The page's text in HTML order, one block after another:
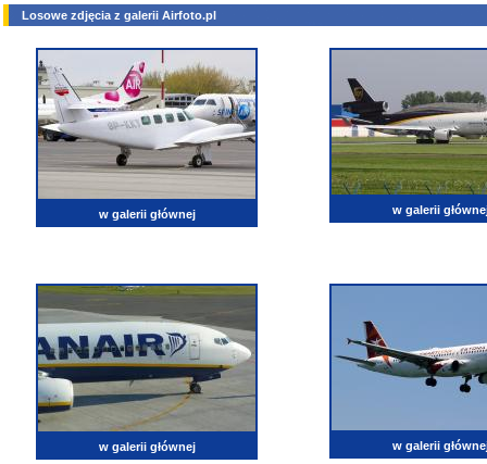
Losowe zdjęcia z galerii Airfoto.pl
w galerii głównej w galerii
w galerii głównej w galerii